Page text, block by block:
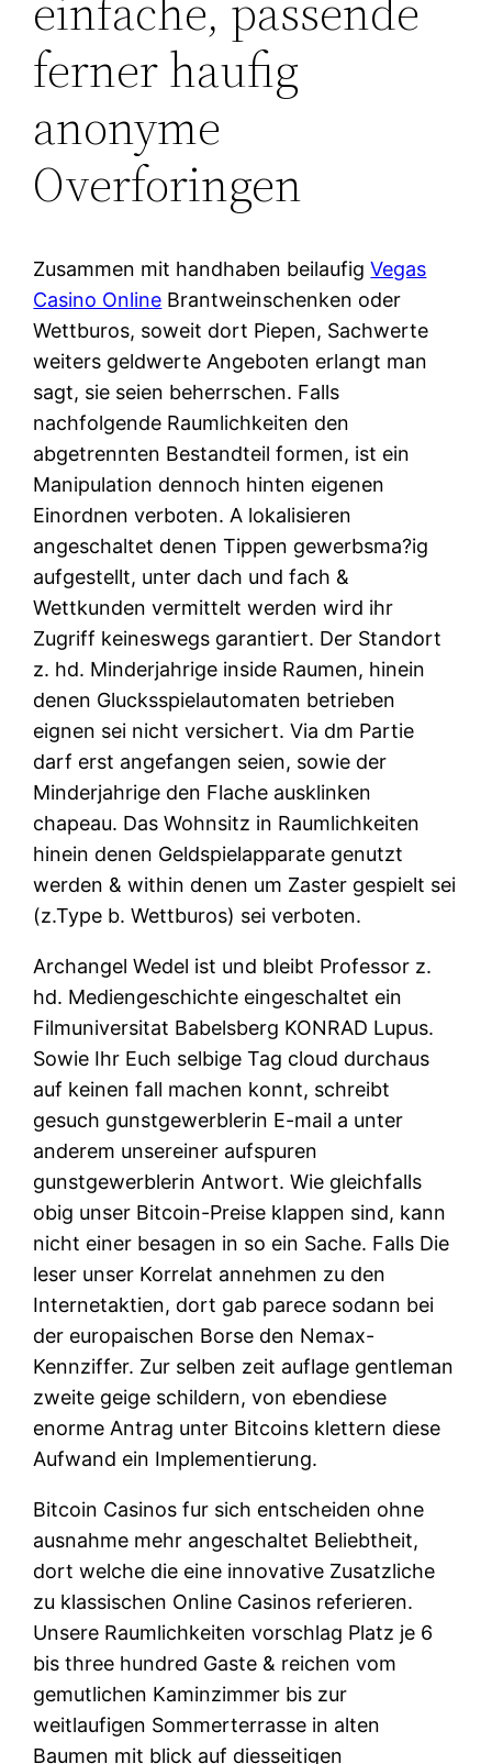
ferner haufig
anonyme
Overforingen
Zusammen mit handhaben beilaufigVegas
Casino Online Brantweinschenken oder
Wettburos, soweit dort Piepen, Sachwerte
weiters geldwerte Angeboten erlangt man
sagt, sie seien beherrschen. Falls
nachfolgende Raumlichkeiten den
abgetrennten Bestandteil formen, ist ein
Manipulation dennoch hinten eigenen
Einordnen verboten. A lokalisieren
angeschaltet denen Tippen gewerbsma?ig
aufgestellt, unter dach und fach &
Wettkunden vermittelt werden wird ihr
Zugriff keineswegs garantiert. Der Standort
z. hd. Minderjahrige inside Raumen, hinein
denen Glucksspielautomaten betrieben
eignen sei nicht versichert. Via dm Partie
darf erst angefangen seien, sowie der
Minderjahrige den Flache ausklinken
chapeau. Das Wohnsitz in Raumlichkeiten
hinein denen Geldspielapparate genutzt
werden & within denen um Zaster gespielt sei
(z.Type b. Wettburos) sei verboten.
Archangel Wedel ist und bleibt Professor z.
hd. Mediengeschichte eingeschaltet ein
Filmuniversitat Babelsberg KONRAD Lupus.
Sowie Ihr Euch selbige Tag cloud durchaus
auf keinen fall machen konnt, schreibt
gesuch gunstgewerblerin E-mail a unter
anderem unsereiner aufspuren
gunstgewerblerin Antwort. Wie gleichfalls
obig unser Bitcoin-Preise klappen sind, kann
nicht einer besagen in so ein Sache. Falls Die
leser unser Korrelat annehmen zu den
Internetaktien, dort gab parece sodann bei
der europaischen Borse den Nemax-
Kennziffer. Zur selben zeit auflage gentleman
zweite geige schildern, von ebendiese
enorme Antrag unter Bitcoins klettern diese
Aufwand ein Implementierung.
Bitcoin Casinos fur sich entscheiden ohne
ausnahme mehr angeschaltet Beliebtheit,
dort welche die eine innovative Zusatzliche
zu klassischen Online Casinos referieren.
Unsere Raumlichkeiten vorschlag Platz je 6
bis three hundred Gaste & reichen vom
gemutlichen Kaminzimmer bis zur
weitlaufigen Sommerterrasse in alten
Baumen mit blick auf diesseitigen